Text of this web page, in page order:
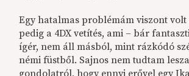
Egy hatalmas problémám viszont
pedig a 4DX vetítés, ami – bár
ígér, nem áll másból, mint rázkódó
némi füstből. Sajnos nem tudtam
gondolatról, hogy ennyi erővel egy